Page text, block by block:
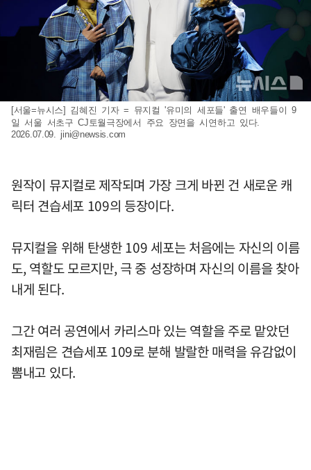
[서울=뉴시스] 김혜진 기자 = 뮤지컬 '유미의 세포들' 출연 배우들이 9
일 서울 서초구 CJ토월극장에서 주요 장면을 시연하고 있다.
2026.07.09. jini@newsis.com
원작이 뮤지컬로 제작되며 가장 크게 바뀐 건 새로운 캐
릭터 견습세포 109의 등장이다.
뮤지컬을 위해 탄생한 109 세포는 처음에는 자신의 이름
도, 역할도 모르지만, 극 중 성장하며 자신의 이름을 찾아
내게 된다.
그간 여러 공연에서 카리스마 있는 역할을 주로 맡았던
최재림은 견습세포 109로 분해 발랄한 매력을 유감없이
뽐내고 있다.